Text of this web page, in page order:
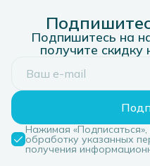
Подпишитесь на
получите
Нажимая
обработку указанных
получения